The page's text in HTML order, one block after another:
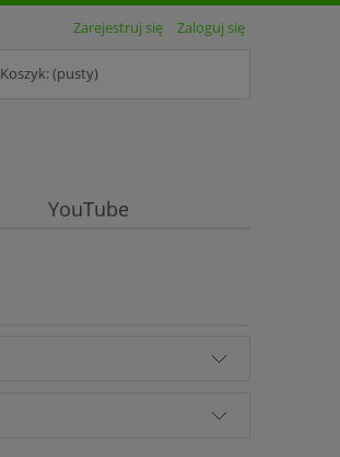
Zarejestruj się Zaloguj się
Koszyk:(pusty)
YouTube